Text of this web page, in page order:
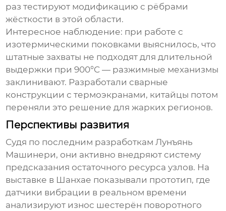
раз тестируют модификацию с рёбрами
жёсткости в этой области.
Интересное наблюдение: при работе с
изотермическими поковками выяснилось, что
штатные захваты не подходят для длительной
выдержки при 900°C — разжимные механизмы
заклинивают. Разработали сварные
конструкции с термоэкранами, китайцы потом
переняли это решение для жарких регионов.
Перспективы развития
Судя по последним разработкам Лунъянь
Машинери, они активно внедряют систему
предсказания остаточного ресурса узлов. На
выставке в Шанхае показывали прототип, где
датчики вибрации в реальном времени
анализируют износ шестерён поворотного